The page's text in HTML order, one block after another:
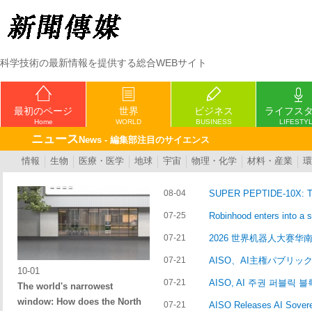
科学技術の最新情報を提供する総合WEBサイト
最初のページ
Home
世界
WORLD
ビジネス
BUSINESS
ライフス
ニュース News - 編集部注目のサイエンス
情報
生物 医療・医学 地球 宇宙 物理・化学 材料・産業
10-01
The world's narrowest
window: How does the North
08-04 SUPER PEPTIDE-10X:
07-25 Robinhood enters into a
07-21 2026 世界机器人大赛华
07-21 AISO、AI主権パブリッ
07-21 AISO, AI 주권 퍼블릭 블
07-21
AISO Releases AI